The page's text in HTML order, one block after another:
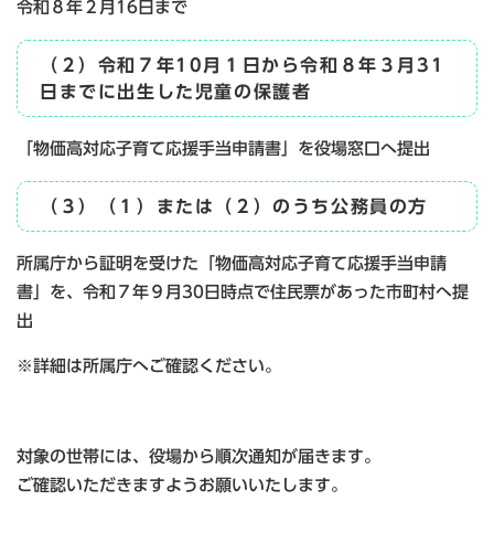
令和８年２月16日まで
（２）令和７年10月１日から令和８年３月31
日までに出生した児童の保護者
「物価高対応子育て応援手当申請書」を役場窓口へ提出
（３）（１）または（２）のうち公務員の方
所属庁から証明を受けた「物価高対応子育て応援手当申請
書」を、令和７年９月30日時点で住民票があった市町村へ提
出
※詳細は所属庁へご確認ください。
対象の世帯には、役場から順次通知が届きます。
ご確認いただきますようお願いいたします。